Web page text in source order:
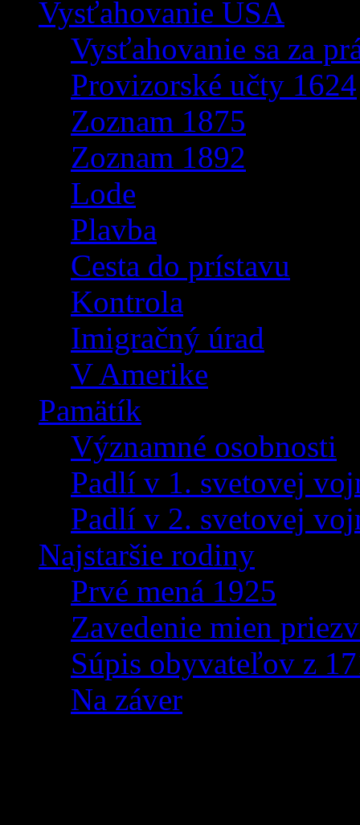
Vysťahovanie USA
Vysťahovanie sa za
Provizorské učty 1624
Zoznam 1875
Zoznam 1892
Lode
Plavba
Cesta do prístavu
Kontrola
Imigračný úrad
V Amerike
Pamätík
Významné osobnosti
Padlí v 1. svetovej
Padlí v 2. svetovej
Najstaršie rodiny
Prvé mená 1925
Zavedenie mien
Súpis obyvateľov z
Na záver